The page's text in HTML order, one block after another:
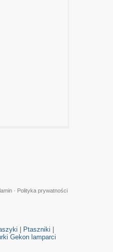
Polityka prywatności
·
Ptaszniki
Gekon lamparci